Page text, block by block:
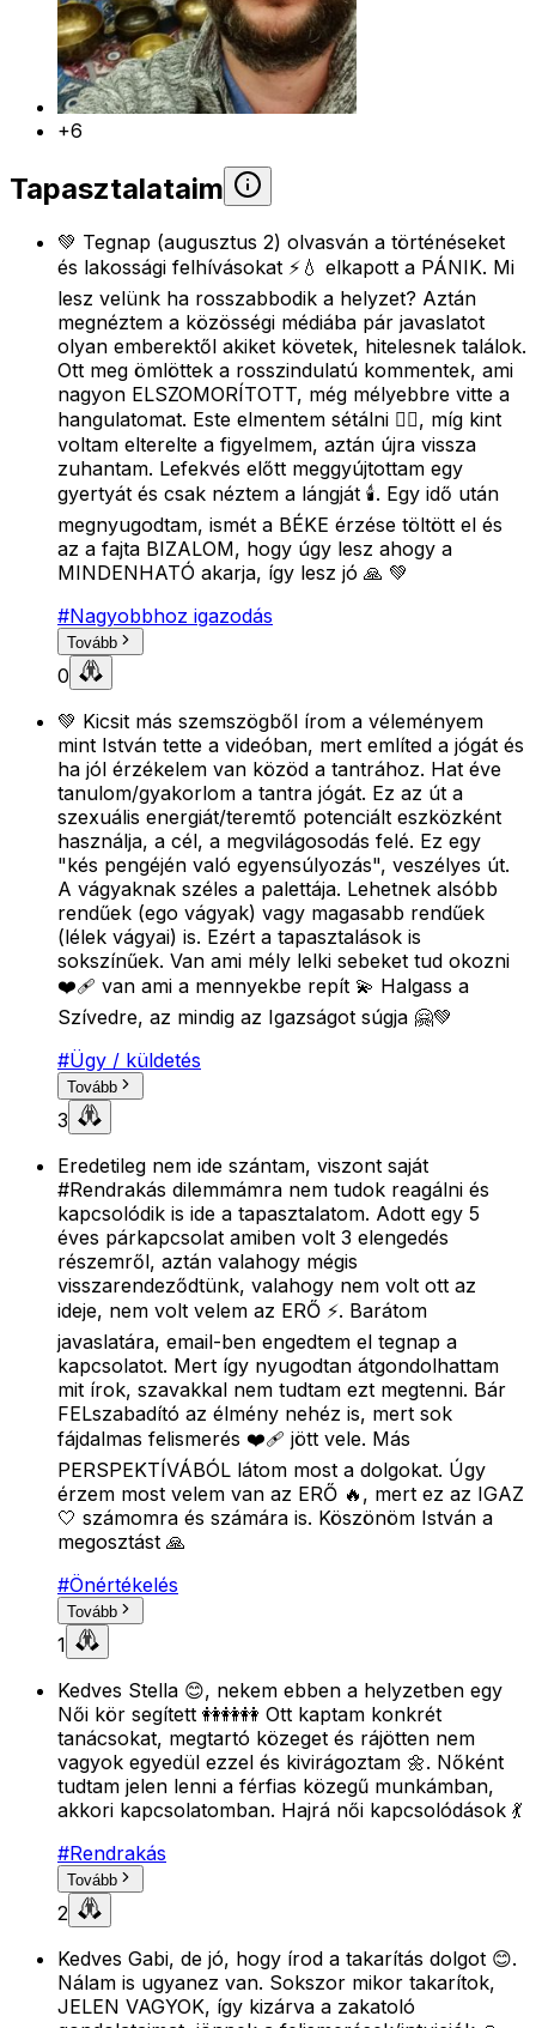
+6
Tapasztalataim
💚 Tegnap (augusztus 2) olvasván a történéseket
és lakossági felhívásokat ⚡️💧 elkapott a PÁNIK. Mi
lesz velünk ha rosszabbodik a helyzet? Aztán
megnéztem a közösségi médiába pár javaslatot
olyan emberektől akiket követek, hitelesnek találok.
Ott meg ömlöttek a rosszindulatú kommentek, ami
nagyon ELSZOMORÍTOTT, még mélyebbre vitte a
hangulatomat. Este elmentem sétálni 🚶‍♀️, míg kint
voltam elterelte a figyelmem, aztán újra vissza
zuhantam. Lefekvés előtt meggyújtottam egy
gyertyát és csak néztem a lángját 🕯. Egy idő után
megnyugodtam, ismét a BÉKE érzése töltött el és
az a fajta BIZALOM, hogy úgy lesz ahogy a
MINDENHATÓ akarja, így lesz jó 🙏 💚
#Nagyobbhoz igazodás
Tovább
0
💚 Kicsit más szemszögből írom a véleményem
mint István tette a videóban, mert említed a jógát és
ha jól érzékelem van közöd a tantrához. Hat éve
tanulom/gyakorlom a tantra jógát. Ez az út a
szexuális energiát/teremtő potenciált eszközként
használja, a cél, a megvilágosodás felé. Ez egy
"kés pengéjén való egyensúlyozás", veszélyes út.
A vágyaknak széles a palettája. Lehetnek alsóbb
rendűek (ego vágyak) vagy magasabb rendűek
(lélek vágyai) is. Ezért a tapasztalások is
sokszínűek. Van ami mély lelki sebeket tud okozni
❤️‍🩹 van ami a mennyekbe repít 💫 Halgass a
Szívedre, az mindig az Igazságot súgja 🤗💚
#Ügy / küldetés
Tovább
3
Eredetileg nem ide szántam, viszont saját
#Rendrakás dilemmámra nem tudok reagálni és
kapcsolódik is ide a tapasztalatom. Adott egy 5
éves párkapcsolat amiben volt 3 elengedés
részemről, aztán valahogy mégis
visszarendeződtünk, valahogy nem volt ott az
ideje, nem volt velem az ERŐ ⚡️. Barátom
javaslatára, email-ben engedtem el tegnap a
kapcsolatot. Mert így nyugodtan átgondolhattam
mit írok, szavakkal nem tudtam ezt megtenni. Bár
FELszabadító az élmény nehéz is, mert sok
fájdalmas felismerés ❤️‍🩹 jött vele. Más
PERSPEKTÍVÁBÓL látom most a dolgokat. Úgy
érzem most velem van az ERŐ 🔥, mert ez az IGAZ
🤍 számomra és számára is. Köszönöm István a
megosztást 🙏
#Önértékelés
Tovább
1
Kedves Stella 😊, nekem ebben a helyzetben egy
Női kör segített 👭👭👭 Ott kaptam konkrét
tanácsokat, megtartó közeget és rájötten nem
vagyok egyedül ezzel és kivirágoztam 🌼. Nőként
tudtam jelen lenni a férfias közegű munkámban,
akkori kapcsolatomban. Hajrá női kapcsolódások 💃
#Rendrakás
Tovább
2
Kedves Gabi, de jó, hogy írod a takarítás dolgot 😊.
Nálam is ugyanez van. Sokszor mikor takarítok,
JELEN VAGYOK, így kizárva a zakatoló